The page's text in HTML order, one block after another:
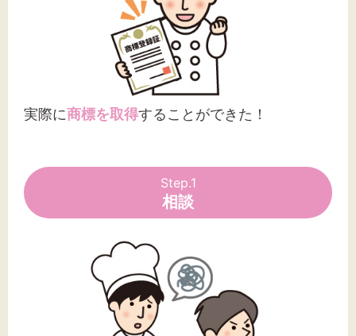
実際に商標を取得することができた！
Step.1
相談